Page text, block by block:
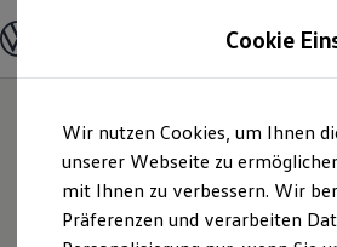
Hauptinhalt
springen
Footer
springen
Modelle und Konfigurator
Modelle vergleichen
Elektroautos
ENERGY Sondermodelle
Nutzfahrzeuge
SUV und CUV
Familienautos
Cookie
Wir nutzen Cookies, um Ihnen
unserer Webseite zu
mit Ihnen zu verbessern. Wir
Präferenzen und verarbeiten